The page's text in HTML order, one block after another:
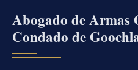
Abogado de Armas
Condado de